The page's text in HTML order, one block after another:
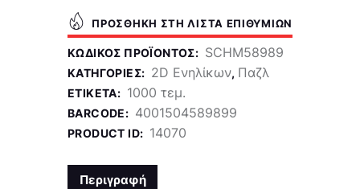
ΠΡΟΣΘΉΚΗ ΣΤΗ ΛΊΣΤΑ ΕΠΙΘΥΜΙΏΝ
ΚΩΔΙΚΌΣ ΠΡΟΪΌΝΤΟΣ: SCHM58989
ΚΑΤΗΓΟΡΊΕΣ: 2D Ενηλίκων, Παζλ
ΕΤΙΚΈΤΑ: 1000 τεμ.
BARCODE: 4001504589899
PRODUCT ID: 14070
Περιγραφή